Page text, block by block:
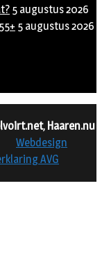
5 augustus 2026
5 augustus 2026
, Haaren.nu
Webdesign
AVG